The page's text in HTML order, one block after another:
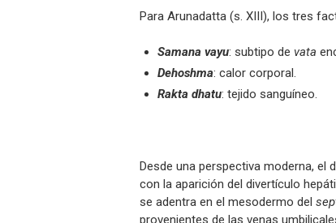
Para Arunadatta (s. XIII), los tres
Samana vayu: subtipo de vata
Dehoshma: calor corporal.
Rakta dhatu: tejido sanguíneo.
Desde una perspectiva moderna, el
con la aparición del divertículo
se adentra en el mesodermo del
provenientes de las venas